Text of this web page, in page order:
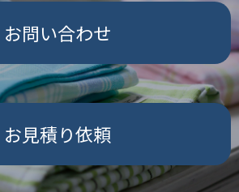
お問い合わせ
お見積り依頼